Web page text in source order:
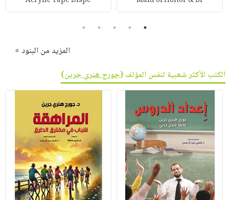
1
2
3
4
5
المزيد من البنود »
الكتب الأكثر شعبية لنفس المؤلف (جورج هنري جرين)